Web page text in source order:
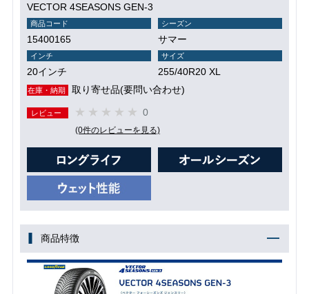
VECTOR 4SEASONS GEN-3
商品コード
15400165
シーズン
サマー
インチ
20インチ
サイズ
255/40R20 XL
在庫・納期 取り寄せ品(要問い合わせ)
レビュー 0
(0件のレビューを見る)
商品特徴